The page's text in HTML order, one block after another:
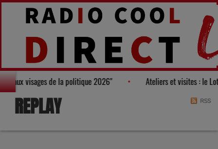
visages de la politique 2026" Ateliers et visites : le
REPLAY RSS